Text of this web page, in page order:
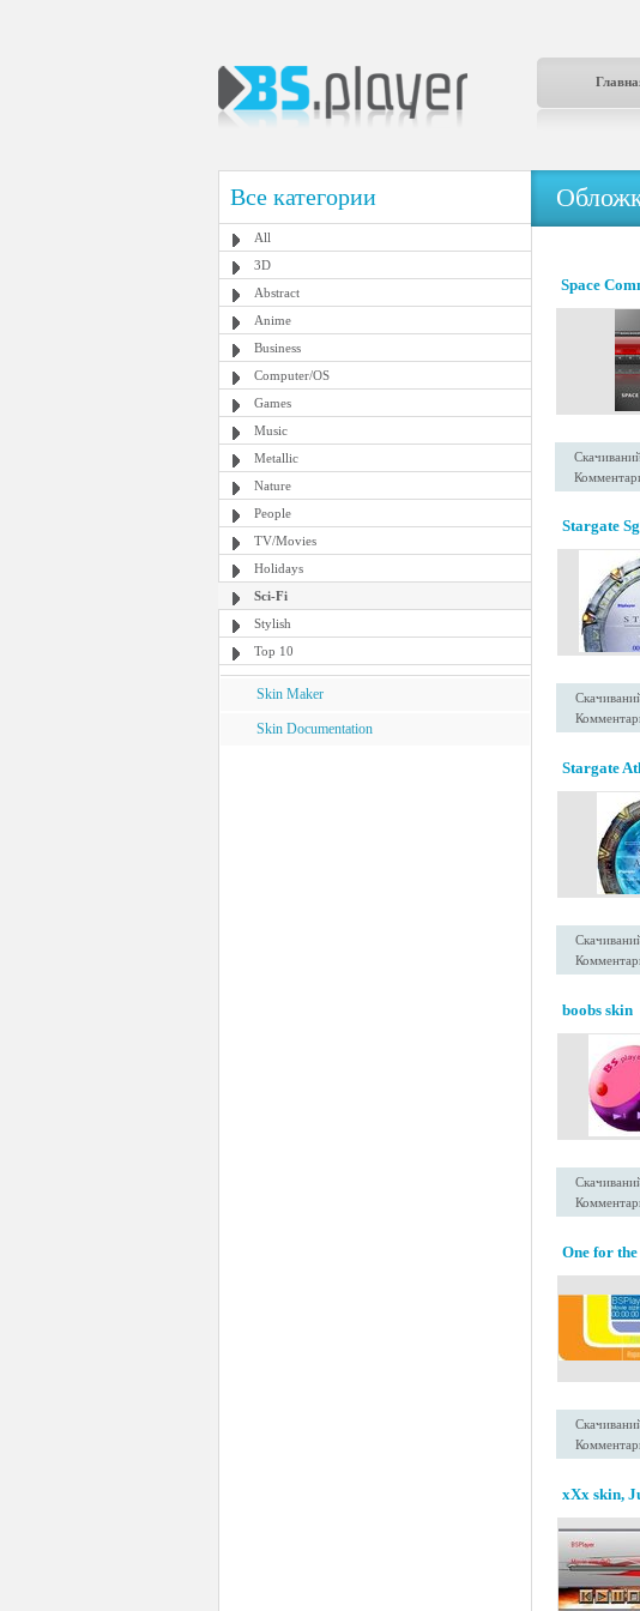
Все категории
All
3D
Abstract
Anime
Business
Computer/OS
Games
Music
Metallic
Nature
People
TV/Movies
Holidays
Sci-Fi
Stylish
Top 10
Skin Maker
Skin Documentation
Space
Stargate
Stargate
boobs skin
One for
xXx skin,